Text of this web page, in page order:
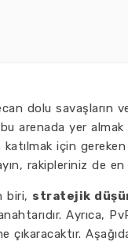
dolu savaşların
arenada yer almak
için gereken
rakipleriniz de
biri, stratejik
Ayrıca,